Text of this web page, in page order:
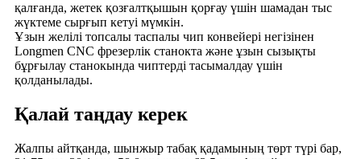
қалғанда, жетек қозғалтқышын қорғау үшін шамадан тыс
жүктеме сырғып кетуі мүмкін.
Ұзын желілі топсалы таспалы чип конвейері негізінен
Longmen CNC фрезерлік станокта және ұзын сызықты
бұрғылау станокында чиптерді тасымалдау үшін
қолданылады.
Қалай таңдау керек
Жалпы айтқанда, шынжыр табақ қадамының төрт түрі бар,